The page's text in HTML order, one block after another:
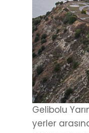
Gelibolu
yerler